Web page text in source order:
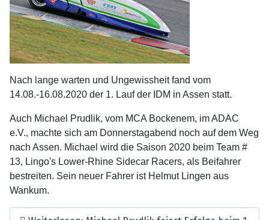
Nach lange warten und Ungewissheit fand vom
14.08.-16.08.2020 der 1. Lauf der IDM in Assen statt.
Auch Michael Prudlik, vom MCA Bockenem, im ADAC
e.V., machte sich am Donnerstagabend noch auf dem Weg
nach Assen. Michael wird die Saison 2020 beim Team #
13, Lingo's Lower-Rhine Sidecar Racers, als Beifahrer
bestreiten. Sein neuer Fahrer ist Helmut Lingen aus
Wankum.